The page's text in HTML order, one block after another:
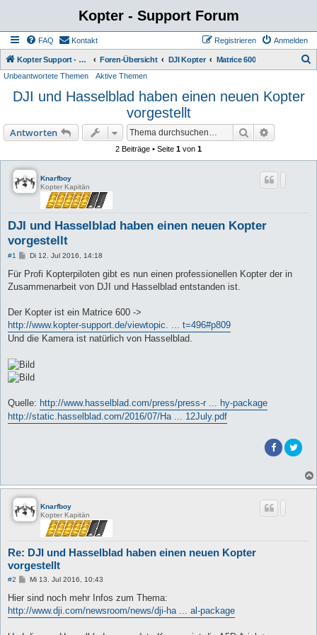
Kopter - Support Forum
FAQ Kontakt Anmelden
Registrieren
Kopter Support - von Anwendern für Anwender. Foren-Übersicht DJI Kopter Matrice 600
Unbeantwortete Themen Aktive Themen
DJI und Hasselblad haben einen neuen Kopter
vorgestellt
Antworten Suche
2 Beiträge • Seite 1 von 1
Knarfboy
Kopter Kapitän
DJI und Hasselblad haben einen neuen Kopter
vorgestellt
#1
B
i
r
Di 12. Jul 2016, 14:18
Für Profi Kopterpiloten gibt es nun einen professionellen Kopter der in
Zusammenarbeit von DJI und Hasselblad entstanden ist.
Der Kopter ist ein Matrice 600 ->
http://www.kopter-support.de/viewtopic. ... t=496#p809
Und die Kamera ist natürlich von Hasselblad.
Quelle: http://www.hasselblad.com/press/press-r ... hy-package
http://static.hasselblad.com/2016/07/Ha ... 12July.pdf
Knarfboy
Kopter Kapitän
Re: DJI und Hasselblad haben einen neuen Kopter
vorgestellt
#2
B
i
r
Mi 13. Jul 2016, 10:43
Hier sind noch mehr Infos zum Thema:
http://www.dji.com/newsroom/news/dji-ha ... al-package